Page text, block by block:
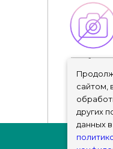
Чтобы
сайтом,
других
данных